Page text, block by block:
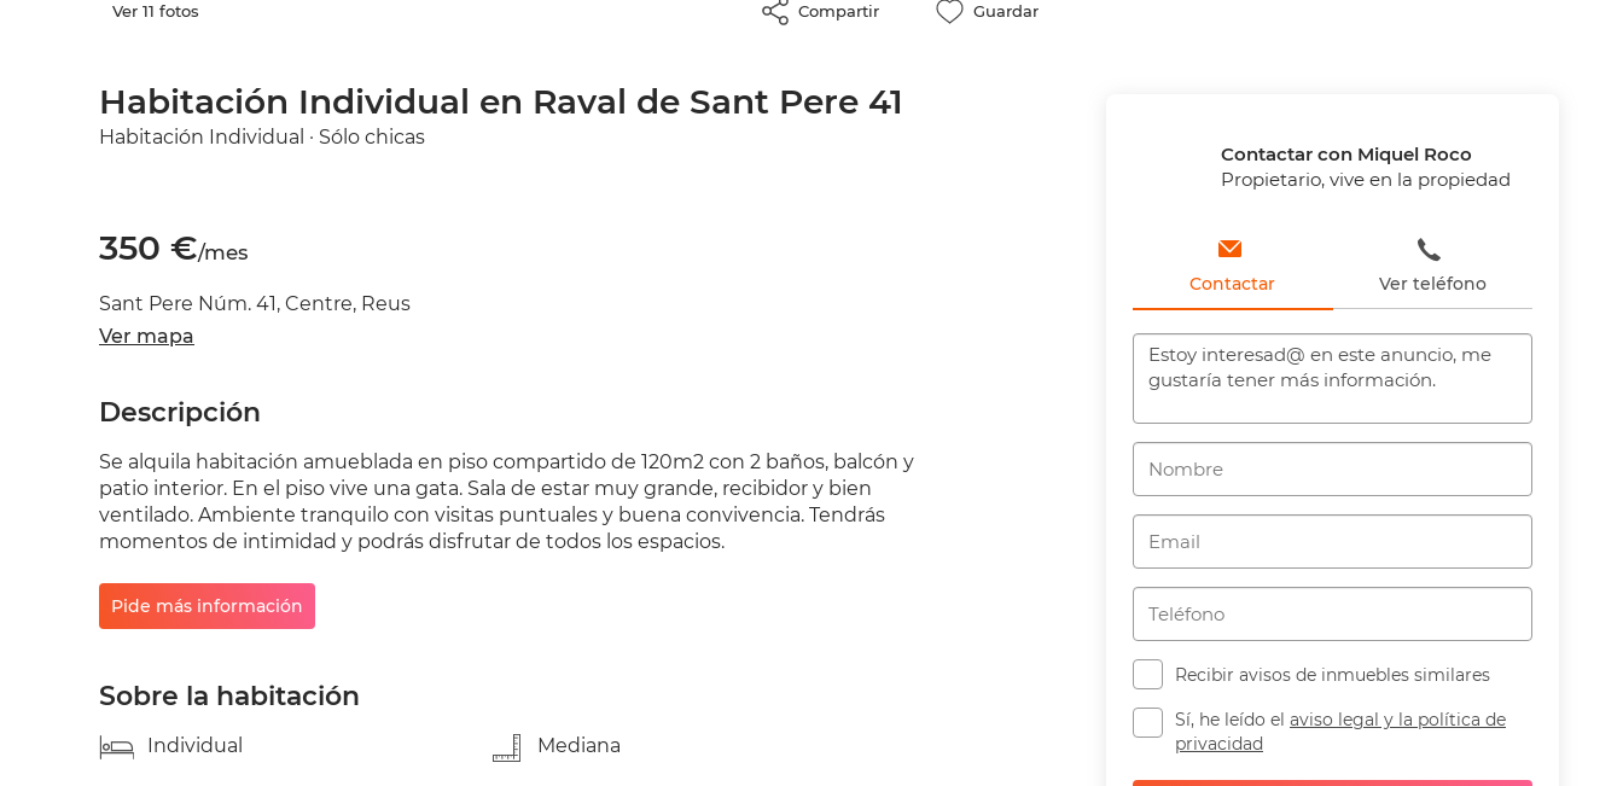
Ver 11 fotos Compartir Guardar
Habitación Individual en Raval de Sant Pere 41
Habitación Individual · Sólo chicas
350 €/mes
Sant Pere Núm. 41, Centre, Reus
Ver mapa
Descripción
Se alquila habitación amueblada en piso compartido de 120m2 con 2 baños, balcón y
patio interior. En el piso vive una gata. Sala de estar muy grande, recibidor y bien
ventilado. Ambiente tranquilo con visitas puntuales y buena convivencia. Tendrás
momentos de intimidad y podrás disfrutar de todos los espacios.
Pide más información
Sobre la habitación
Individual Mediana
Contactar con Miquel Roco
Propietario, vive en la propiedad
Contactar Ver teléfono
Recibir avisos de inmuebles similares
Sí, he leído el aviso legal y la política de
privacidad